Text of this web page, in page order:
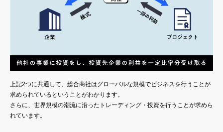
上記2つに共通して、総合商社はグローバルな規模でビジネスを行うことが
求められているということがわかります。
さらに、世界規模の潮流に沿ったトレーディング・投資を行うことが求めら
れています。